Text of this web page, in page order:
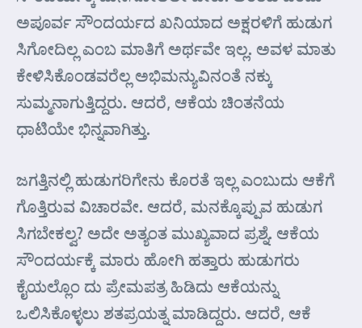
ಅಪೂರ್ವ ಸೌಂದರ್ಯದ ಖನಿಯಾದ ಅಕ್ಷರಳಿಗೆ ಹುಡುಗ
ಸಿಗೋದಿಲ್ಲ ಎಂಬ ಮಾತಿಗೆ ಅರ್ಥವೇ ಇಲ್ಲ. ಅವಳ ಮಾತು
ಕೇಳಿಸಿಕೊಂಡವರೆಲ್ಲ ಅಭಿಮನ್ಯುವಿನಂತೆ ನಕ್ಕು
ಸುಮ್ಮನಾಗುತ್ತಿದ್ದರು. ಆದರೆ, ಆಕೆಯ ಚಿಂತನೆಯ
ಧಾಟಿಯೇ ಭಿನ್ನವಾಗಿತ್ತು.
ಜಗತ್ತಿನಲ್ಲಿ ಹುಡುಗರಿಗೇನು ಕೊರತೆ ಇಲ್ಲ ಎಂಬುದು ಆಕೆಗೆ
ಗೊತ್ತಿರುವ ವಿಚಾರವೇ. ಆದರೆ, ಮನಕ್ಕೊಪ್ಪುವ ಹುಡುಗ
ಸಿಗಬೇಕಲ್ವ? ಅದೇ ಅತ್ಯಂತ ಮುಖ್ಯವಾದ ಪ್ರಶ್ನೆ. ಆಕೆಯ
ಸೌಂದರ್ಯಕ್ಕೆ ಮಾರು ಹೋಗಿ ಹತ್ತಾರು ಹುಡುಗರು
ಕೈಯಲ್ಲೊಂ ದು ಪ್ರೇಮಪತ್ರ ಹಿಡಿದು ಆಕೆಯನ್ನು
ಒಲಿಸಿಕೊಳ್ಳಲು ಶತಪ್ರಯತ್ನ ಮಾಡಿದ್ದರು. ಆದರೆ, ಆಕೆ